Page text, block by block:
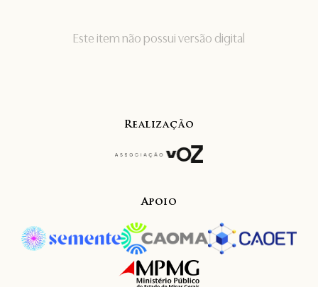
Este item não possui versão digital
Realização
Apoio